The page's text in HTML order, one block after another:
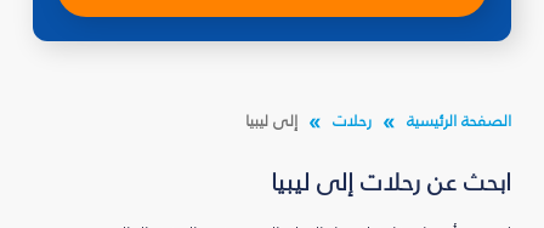
الصفحة الرئيسية رحلات إلى ليبيا
ابحث عن رحلات إلى ليبيا